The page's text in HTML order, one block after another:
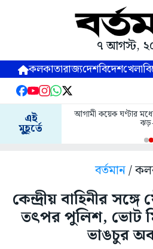
৭ আগস্ট,
কলকাতারাজ্যদেশবিদেশখেলা
এই
মুহূর্তে
আগামী কয়েক ঘণ্টার
ঝড়-
বর্তমান/
কেন্দ্রীয় বাহিনীর
তৎপর পুলিশ, ভোট
ভাঙচুর